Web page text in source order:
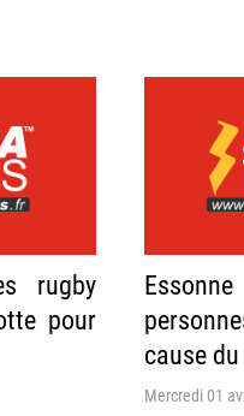
rugby
pour
cause
Mercredi 01